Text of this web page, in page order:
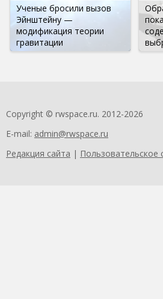
Ученые бросили вызов
Эйнштейну —
модификация теории
гравитации
Copyright © rwspace.ru. 2012-2026
E-mail: admin@rwspace.ru
Редакция сайта | Пользовательское